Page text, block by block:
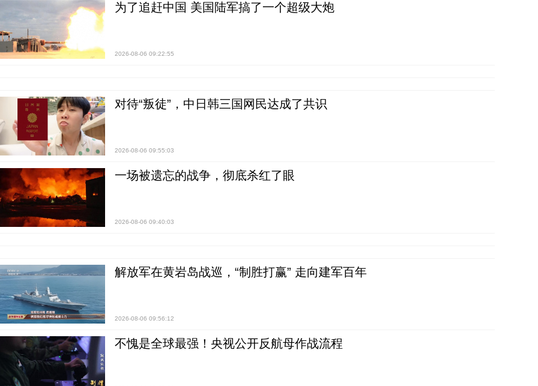
为了追赶中国 美国陆军搞了一个超级大炮
2026-08-06 09:22:55
对待“叛徒”，中日韩三国网民达成了共识
2026-08-06 09:55:03
一场被遗忘的战争，彻底杀红了眼
2026-08-06 09:40:03
解放军在黄岩岛战巡，“制胜打赢” 走向建军百年
2026-08-06 09:56:12
不愧是全球最强！央视公开反航母作战流程